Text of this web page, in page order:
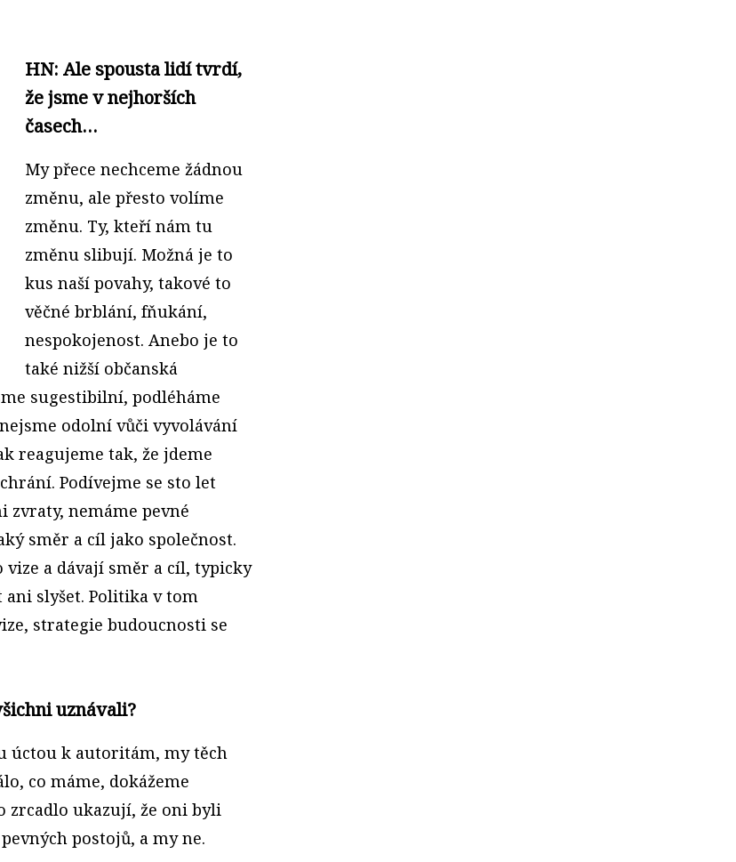
HN: Ale spousta lidí tvrdí,
že jsme v nejhorších
časech…
My přece nechceme žádnou
změnu, ale přesto volíme
změnu. Ty, kteří nám tu
změnu slibují. Možná je to
kus naší povahy, takové to
věčné brblání, fňukání,
nespokojenost. Anebo je to
také nižší občanská
sugestibilní, podléháme
odolní vůči vyvolávání
reagujeme tak, že jdeme
Podívejme se sto let
zvraty, nemáme pevné
směr a cíl jako společnost.
a dávají směr a cíl, typicky
slyšet. Politika v tom
strategie budoucnosti se
uznávali?
úctou k autoritám, my těch
co máme, dokážeme
zrcadlo ukazují, že oni byli
postojů, a my ne.